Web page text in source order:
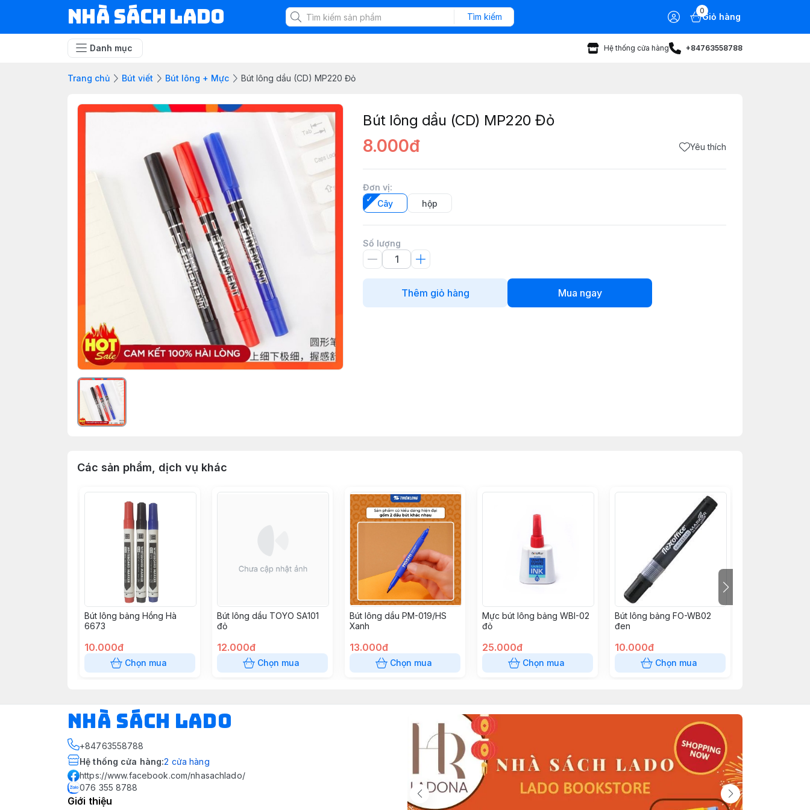
NHÀ SÁCH LADO Tìm kiếm
0
Giỏ hàng
Danh mục Hệ thống cửa hàng +84763558788
Trang chủ Bút viết Bút lông + Mực Bút lông dầu (CD) MP220 Đỏ
Bút lông dầu (CD) MP220 Đỏ
8.000đ Yêu thích
Đơn vị:
Cây
hộp
Số lượng
Thêm giỏ hàng Mua ngay
Các sản phẩm, dịch vụ khác
Bút lông bảng Hồng Hà
6673
10.000đ
Chọn mua
Bút lông dầu TOYO SA101
đỏ
12.000đ
Chọn mua
Bút lông dầu PM-019/HS
Xanh
13.000đ
Chọn mua
Mực bút lông bảng WBI-02
đỏ
25.000đ
Chọn mua
Bút lông bảng FO-WB02
đen
10.000đ
Chọn mua
NHÀ SÁCH LADO
+84763558788
Hệ thống cửa hàng:2 cửa hàng
https://www.facebook.com/nhasachlado/
076 355 8788
Giới thiệu